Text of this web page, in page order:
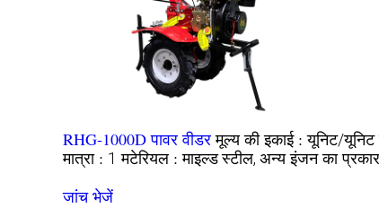
RHG-1000D पावर वीडर मूल्य की इकाई :यूनिट/यूनिट
मात्रा : 1 मटेरियल :माइल्ड स्टील, अन्य इंजन का
जांच भेजें